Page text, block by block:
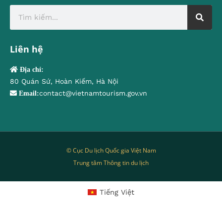
Liên hệ
Địa chỉ:
80 Quán Sứ, Hoàn Kiếm, Hà Nội
Email:contact@vietnamtourism.gov.vn
© Cục Du lịch Quốc gia Việt Nam
Trung tâm Thông tin du lịch
Tiếng Việt